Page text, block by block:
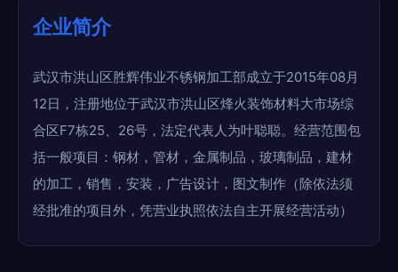
企业简介
武汉市洪山区胜辉伟业不锈钢加工部成立于2015年08月
12日，注册地位于武汉市洪山区烽火装饰材料大市场综
合区F7栋25、26号，法定代表人为叶聪聪。经营范围包
括一般项目：钢材，管材，金属制品，玻璃制品，建材
的加工，销售，安装，广告设计，图文制作（除依法须
经批准的项目外，凭营业执照依法自主开展经营活动）